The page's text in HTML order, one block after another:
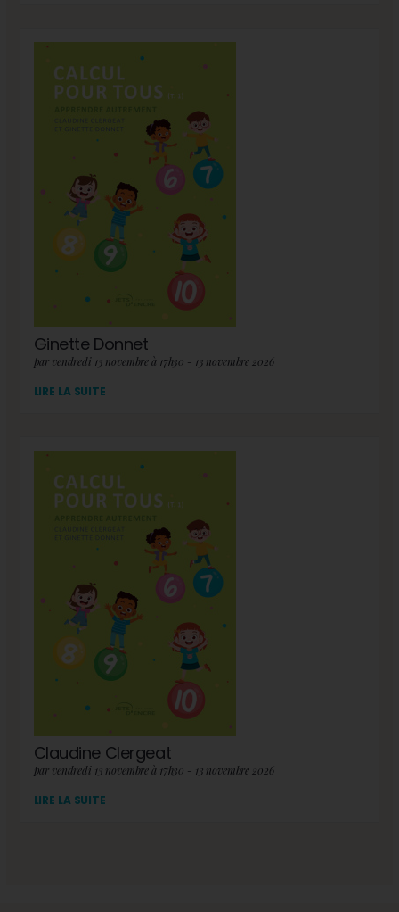
Ginette Donnet
par vendredi 13 novembre à 17h30 - 13 novembre 2026
LIRE LA SUITE
Claudine Clergeat
par vendredi 13 novembre à 17h30 - 13 novembre 2026
LIRE LA SUITE